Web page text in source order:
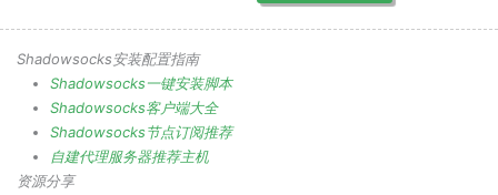
Shadowsocks安装配置指南
Shadowsocks一键安装脚本
Shadowsocks客户端大全
Shadowsocks节点订阅推荐
自建代理服务器推荐主机
资源分享